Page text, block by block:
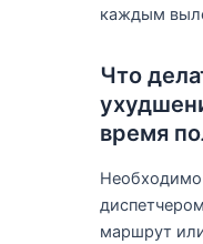
каждым
Что
время
Необходимо
маршрут